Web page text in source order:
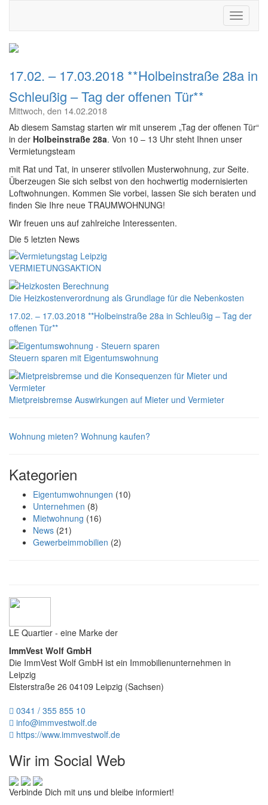
17.02. – 17.03.2018 **Holbeinstraße 28a in
Schleußig – Tag der offenen Tür**
Mittwoch, den 14.02.2018
Ab diesem Samstag starten wir mit unserem „Tag der offenen Tür“
in der Holbeinstraße 28a. Von 10 – 13 Uhr steht Ihnen unser
Vermietungsteam
mit Rat und Tat, in unserer stilvollen Musterwohnung, zur Seite.
Überzeugen Sie sich selbst von den hochwertig modernisierten
Loftwohnungen. Kommen Sie vorbei, lassen Sie sich beraten und
finden Sie Ihre neue TRAUMWOHNUNG!
Wir freuen uns auf zahlreiche Interessenten.
Die 5 letzten News
VERMIETUNGSAKTION
Die Heizkostenverordnung als Grundlage für die Nebenkosten
17.02. – 17.03.2018 **Holbeinstraße 28a in Schleußig – Tag der
offenen Tür**
Steuern sparen mit Eigentumswohnung
Mietpreisbremse Auswirkungen auf Mieter und Vermieter
Wohnung mieten? Wohnung kaufen?
Kategorien
Eigentumwohnungen (10)
Unternehmen (8)
Mietwohnung (16)
News (21)
Gewerbeimmobilien (2)
LE Quartier - eine Marke der
ImmVest Wolf GmbH
Die ImmVest Wolf GmbH ist ein Immobilienunternehmen in
Leipzig
Elsterstraße 26 04109 Leipzig (Sachsen)
0341 / 355 855 10
info@immvestwolf.de
https://www.immvestwolf.de
Wir im Social Web
Verbinde Dich mit uns und bleibe informiert!